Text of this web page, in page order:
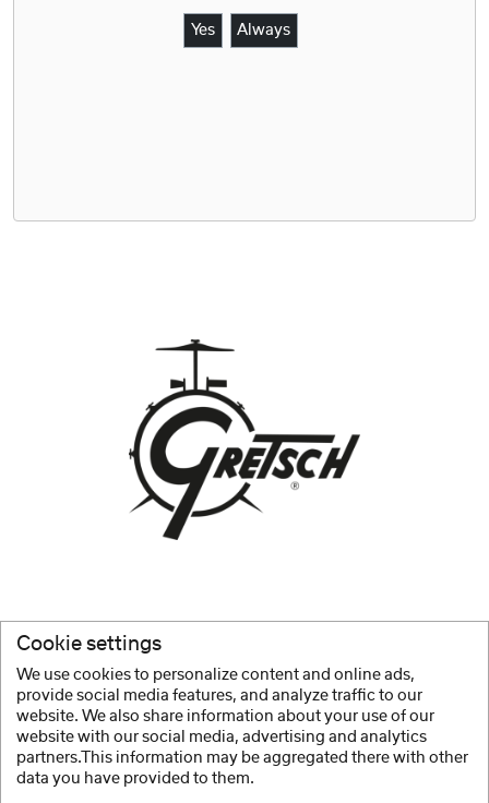
Yes Always
bicích sad, ale zároveň zůstává velice inovativní.
Zobrazit více
Cookie settings
We use cookies to personalize content and online ads,
provide social media features, and analyze traffic to our
website. We also share information about your use of our
website with our social media, advertising and analytics
partners.This information may be aggregated there with other
data you have provided to them.